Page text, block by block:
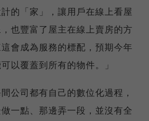
的「家」，讓用戶在線上看屋
也豐富了屋主在線上賣房的方
會成為服務的標配，預期今年
以覆蓋到所有的物件。」
公司都有自己的數位化過程，
一點、那邊弄一段，並沒有全